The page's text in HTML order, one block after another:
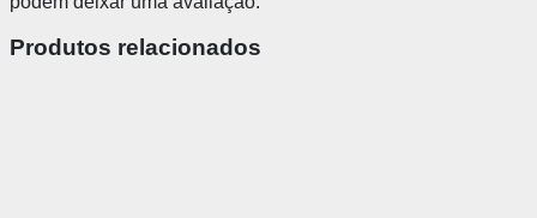
Produtos relacionados